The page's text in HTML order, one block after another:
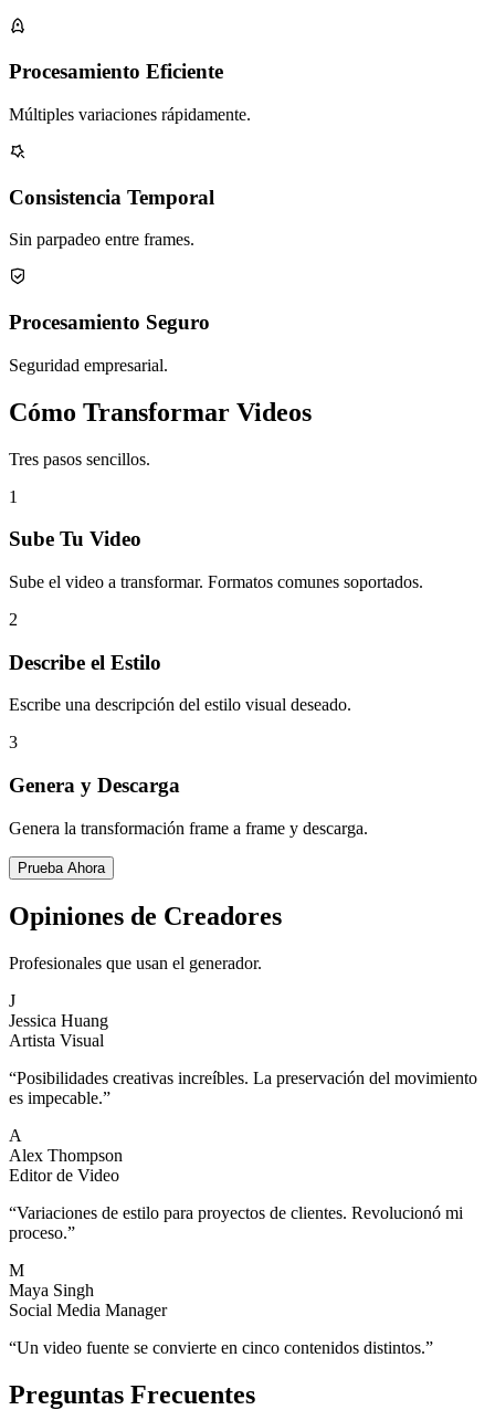
Procesamiento Eficiente
Múltiples variaciones rápidamente.
Consistencia Temporal
Sin parpadeo entre frames.
Procesamiento Seguro
Seguridad empresarial.
Cómo Transformar Videos
Tres pasos sencillos.
1
Sube Tu Video
Sube el video a transformar. Formatos comunes soportados.
2
Describe el Estilo
Escribe una descripción del estilo visual deseado.
3
Genera y Descarga
Genera la transformación frame a frame y descarga.
Prueba Ahora
Opiniones de Creadores
Profesionales que usan el generador.
J
Jessica Huang
Artista Visual
“Posibilidades creativas increíbles. La preservación del movimiento
es impecable.”
A
Alex Thompson
Editor de Video
“Variaciones de estilo para proyectos de clientes. Revolucionó mi
proceso.”
M
Maya Singh
Social Media Manager
“Un video fuente se convierte en cinco contenidos distintos.”
Preguntas Frecuentes